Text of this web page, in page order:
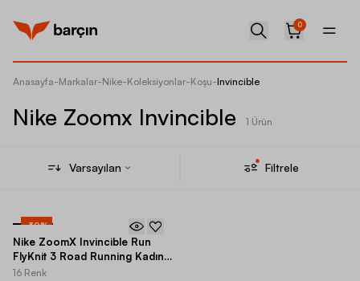
0
Anasayfa-Markalar-Nike-Koleksiyonlar-Koşu-Invincible
Nike Zoomx Invincible 1 Ürün
Varsayılan Filtrele
-30%
Nike ZoomX Invincible Run
FlyKnit 3 Road Running Kadın
Spor Ayakkabı
16 Renk